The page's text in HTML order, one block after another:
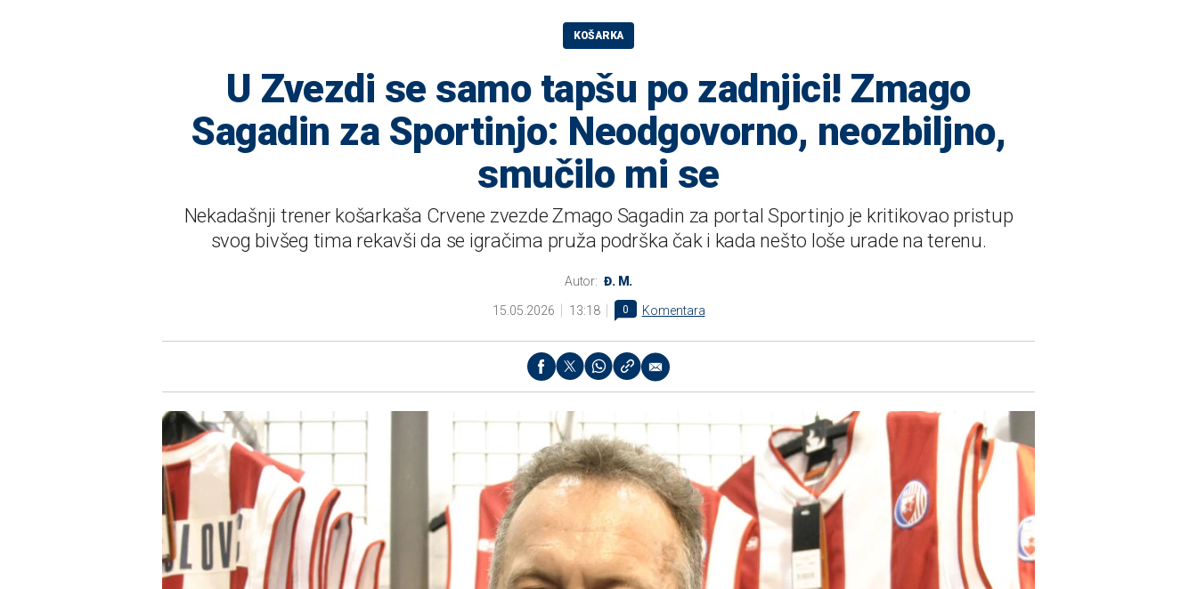
KOŠARKA
U Zvezdi se samo tapšu po zadnjici! Zmago
Sagadin za Sportinjo: Neodgovorno, neozbiljno,
smučilo mi se
Nekadašnji trener košarkaša Crvene zvezde Zmago Sagadin za portal Sportinjo je kritikovao pristup
svog bivšeg tima rekavši da se igračima pruža podrška čak i kada nešto loše urade na terenu.
Autor: Đ. M.
15.05.2026 13:18 0 Komentara